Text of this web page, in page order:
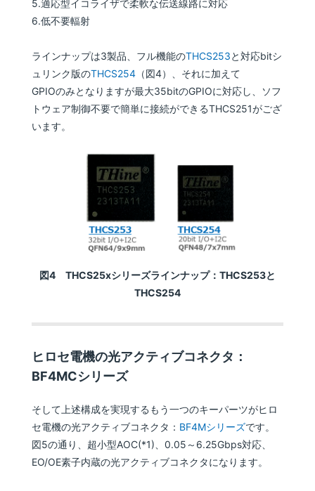
5.適応型イコライザで柔軟な伝送線路に対応
6.低不要輻射
ラインナップは3製品、フル機能のTHCS253と対応bitシ
ュリンク版のTHCS254 （図4）、それに加えて
GPIOのみとなりますが最大35bitのGPIOに対応し、ソフ
トウェア制御不要で簡単に接続ができるTHCS251がござ
います。
図4 THCS25xシリーズラインナップ：THCS253と
THCS254
ヒロセ電機の光アクティブコネクタ：
BF4MCシリーズ
そして上述構成を実現するもう一つのキーパーツがヒロ
セ電機の光アクティブコネクタ： BF4Mシリーズです。
図5の通り、超小型AOC(*1)、0.05～6.25Gbps対応、
EO/OE素子内蔵の光アクティブコネクタになります。